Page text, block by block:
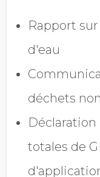
Rapport
d'eau
déchets
totales de